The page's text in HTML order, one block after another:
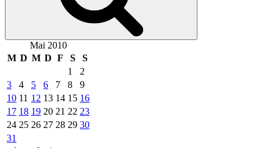
Mai 2010
M D M D F S
S
1
2
3
4 5 6 7 8
9
10 11 12 13 14 15 16
17 18 19 20 21 22 23
24 25 26 27 28 29 30
31